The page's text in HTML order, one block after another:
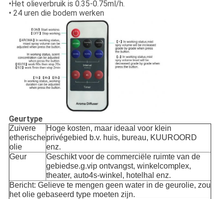
•Het olieverbruik is 0.35-0.75ml/h.
• 24 uren die bodem werken
Geurtype
Zuivere
etherische
olie
Hoge kosten, maar ideaal voor klein
privégebied b.v. huis, bureau, KUUROORD
enz.
Geur
Geschikt voor de commerciële ruimte van de
gebiedse.g.vip ontvangst, winkelcomplex,
theater, auto4s-winkel, hotelhal enz.
Bericht: Gelieve te mengen geen water in de geurolie, zou
het olie gebaseerd type moeten zijn.